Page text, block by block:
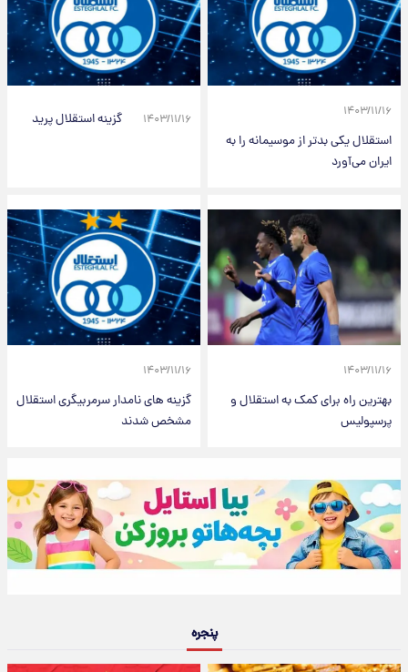
۱۴۰۳/۱۱/۱۶
استقلال یکی بدتر از موسیمانه را به
ایران می‌آورد
۱۴۰۳/۱۱/۱۶ گزینه استقلال پرید
۱۴۰۳/۱۱/۱۶
بهترین راه برای کمک به استقلال و
پرسپولیس
۱۴۰۳/۱۱/۱۶
گزینه های نامدار سرمربیگری استقلال
مشخص شدند
پنجره